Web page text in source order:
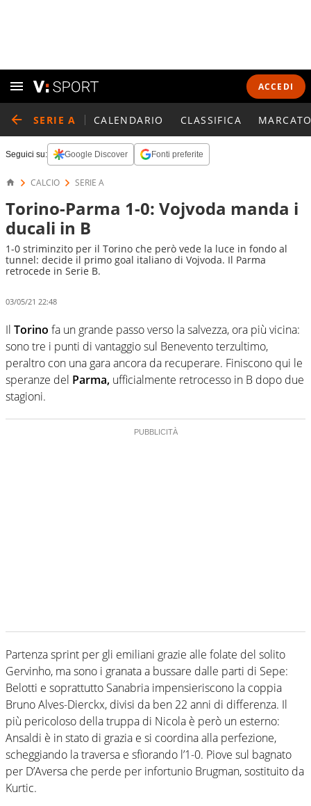
ACCEDI
SERIE A CALENDARIO CLASSIFICA
Seguici su: Google Discover Fonti preferite
CALCIO SERIE A
Torino-Parma 1-0: Vojvoda manda i
ducali in B
1-0 striminzito per il Torino che però vede la luce in fondo al
tunnel: decide il primo goal italiano di Vojvoda. Il Parma
retrocede in Serie B.
03/05/21 22:48
Il Torino fa un grande passo verso la salvezza, ora più vicina:
sono tre i punti di vantaggio sul Benevento terzultimo,
peraltro con una gara ancora da recuperare. Finiscono qui le
speranze del Parma, ufficialmente retrocesso in B dopo due
stagioni.
Partenza sprint per gli emiliani grazie alle folate del solito
Gervinho, ma sono i granata a bussare dalle parti di Sepe:
Belotti e soprattutto Sanabria impensieriscono la coppia
Bruno Alves-Dierckx, divisi da ben 22 anni di differenza. Il
più pericoloso della truppa di Nicola è però un esterno:
Ansaldi è in stato di grazia e si coordina alla perfezione,
scheggiando la traversa e sfiorando l’1-0. Piove sul bagnato
per D’Aversa che perde per infortunio Brugman, sostituito da
Kurtic.